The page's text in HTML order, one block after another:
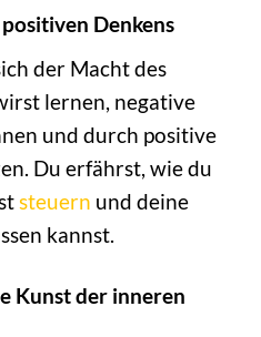
Denkens
der Macht des
lernen, negative
und durch positive
Du erfährst, wie du
steuern und deine
kannst.
Kunst der inneren